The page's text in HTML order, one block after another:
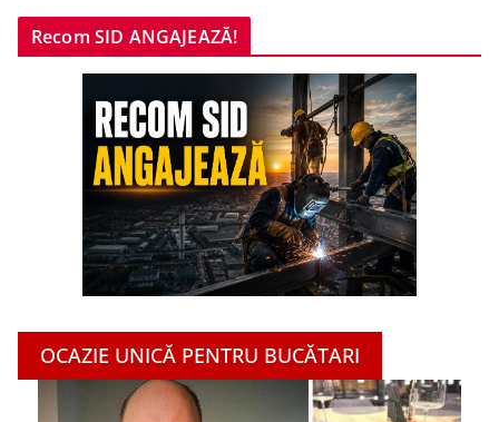
Recom SID ANGAJEAZĂ!
OCAZIE UNICĂ PENTRU BUCĂTARI